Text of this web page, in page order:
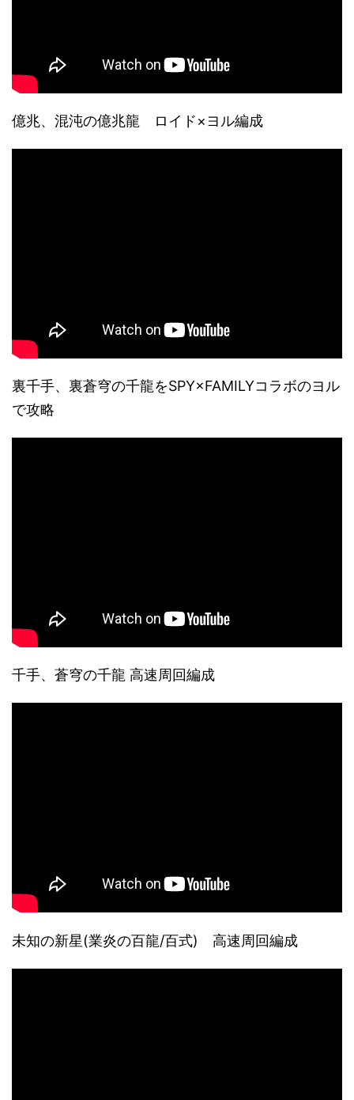
億兆、混沌の億兆龍 ロイド×ヨル編成
裏千手、裏蒼穹の千龍をSPY×FAMILYコラボのヨル
で攻略
千手、蒼穹の千龍 高速周回編成
未知の新星(業炎の百龍/百式) 高速周回編成